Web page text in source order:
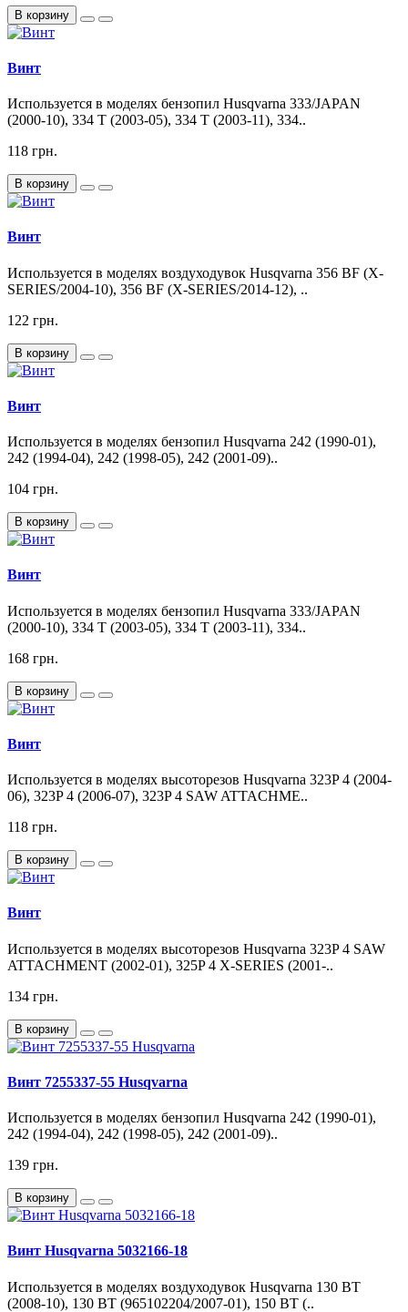
В корзину
Винт
Используется в моделях бензопил Husqvarna 333/JAPAN
(2000-10), 334 T (2003-05), 334 T (2003-11), 334..
118 грн.
В корзину
Винт
Используется в моделях воздуходувок Husqvarna 356 BF (X-
SERIES/2004-10), 356 BF (X-SERIES/2014-12), ..
122 грн.
В корзину
Винт
Используется в моделях бензопил Husqvarna 242 (1990-01),
242 (1994-04), 242 (1998-05), 242 (2001-09)..
104 грн.
В корзину
Винт
Используется в моделях бензопил Husqvarna 333/JAPAN
(2000-10), 334 T (2003-05), 334 T (2003-11), 334..
168 грн.
В корзину
Винт
Используется в моделях высоторезов Husqvarna 323P 4 (2004-
06), 323P 4 (2006-07), 323P 4 SAW ATTACHME..
118 грн.
В корзину
Винт
Используется в моделях высоторезов Husqvarna 323P 4 SAW
ATTACHMENT (2002-01), 325P 4 X-SERIES (2001-..
134 грн.
В корзину
Винт 7255337-55 Husqvarna
Используется в моделях бензопил Husqvarna 242 (1990-01),
242 (1994-04), 242 (1998-05), 242 (2001-09)..
139 грн.
В корзину
Винт Husqvarna 5032166-18
Используется в моделях воздуходувок Husqvarna 130 BT
(2008-10), 130 BT (965102204/2007-01), 150 BT (..